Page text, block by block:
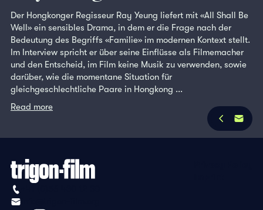
Der Hongkonger Regisseur Ray Yeung liefert mit «All Shall Be
Well» ein sensibles Drama, in dem er die Frage nach der
Bedeutung des Begriffs «Familie» im modernen Kontext stellt.
Im Interview spricht er über seine Einflüsse als Filmemacher
und den Entscheid, im Film keine Musik zu verwenden, sowie
darüber, wie die momentane Situation für
gleichgeschlechtliche Paare in Hongkong ...
Read more